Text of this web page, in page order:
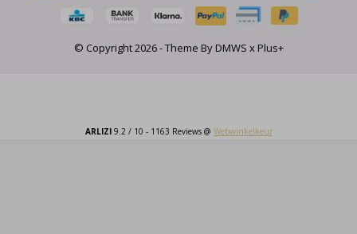
© Copyright2026- Theme ByDMWS x Plus+
ARLIZI9.2 / 10 - 1163 Reviews @ Webwinkelkeur